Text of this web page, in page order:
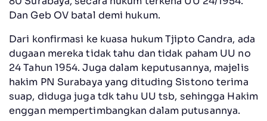
Dan Geb OV batal demi hukum.
Dari konfirmasi ke kuasa hukum Tjipto Candra, ada
dugaan mereka tidak tahu dan tidak paham UU no
24 Tahun 1954. Juga dalam keputusannya, majelis
hakim PN Surabaya yang dituding Sistono terima
suap, diduga juga tdk tahu UU tsb, sehingga Hakim
enggan mempertimbangkan dalam putusannya.